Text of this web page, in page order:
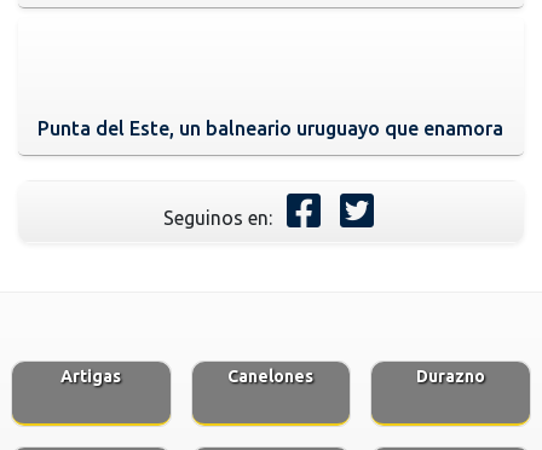
Punta del Este, un balneario uruguayo que enamora
Seguinos en:
Artigas Canelones Durazno